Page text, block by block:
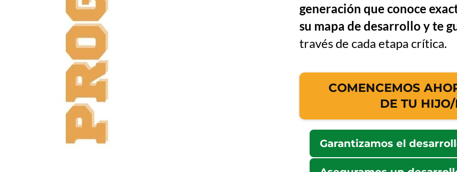
generación que conoce
su mapa de desarrollo y te
través de cada etapa crítica.
COMENCEMOS
DE TU
Garantizamos el